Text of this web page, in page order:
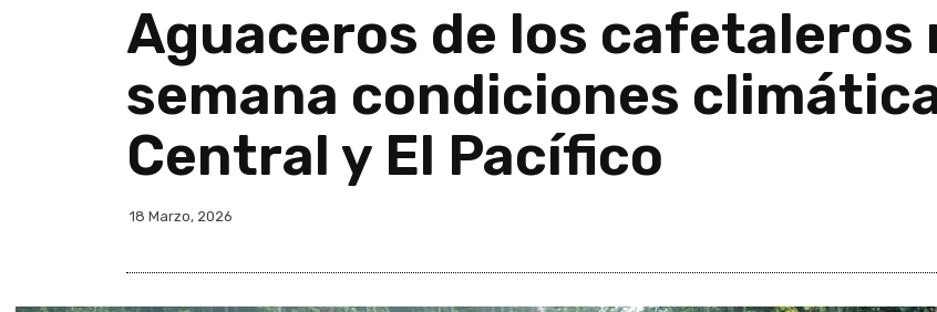
Aguaceros de los cafetaleros
semana condiciones
Central y El Pacífico
18 Marzo, 2026